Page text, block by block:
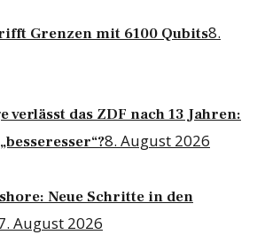
Grenzen mit 6100 Qubits8.
verlässt das ZDF nach 13 Jahren:
8. August 2026
Neue Schritte in den
August 2026